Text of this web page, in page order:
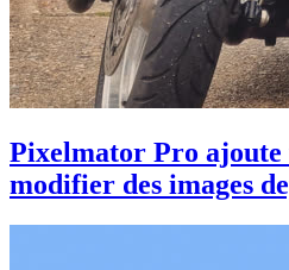
Pixelmator Pro ajoute
modifier des images